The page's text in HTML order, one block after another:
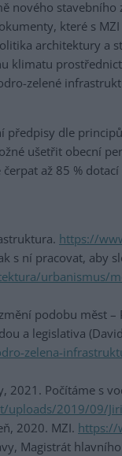
nového stavebního
které s
architektury a
klimatu
zelené
předpisy dle
ušetřit obecní
až 85 %
https://
s ní pracovat, aby
urbanismus/
podobu měst –
a legislativa
zelena-
2021. Počítáme s
uploads/2019/09/
2020. MZI. https://
Magistrát